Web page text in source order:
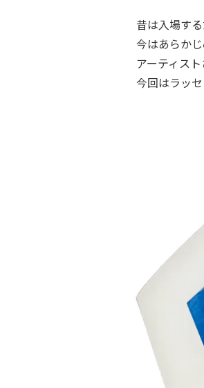
昔は入場す
今はあらか
アーティス
今回はラッ